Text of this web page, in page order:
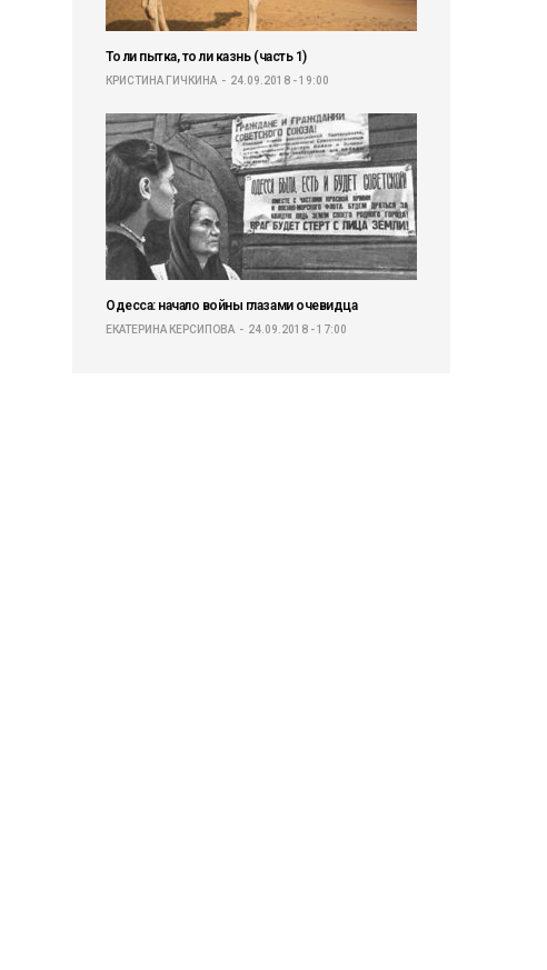
То ли пытка, то ли казнь (часть 1)
КРИСТИНА ГИЧКИНА 24.09.2018 - 19:00
Одесса: начало войны глазами очевидца
ЕКАТЕРИНА КЕРСИПОВА 24.09.2018 - 17:00